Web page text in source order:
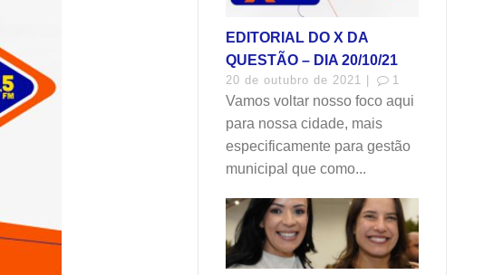
EDITORIAL DO X DA
QUESTÃO – DIA 20/10/21
20 de outubro de 2021 | 1
Vamos voltar nosso foco aqui
para nossa cidade, mais
especificamente para gestão
municipal que como...